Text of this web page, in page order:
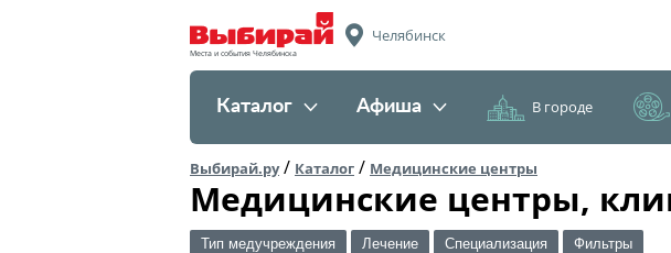
Места и события Челябинска
Челябинск
Каталог Афиша В городе
Выбирай.ру/ Каталог / Медицинские центры
Медицинские центры,
Тип медучреждения Лечение Специализация Фильтры